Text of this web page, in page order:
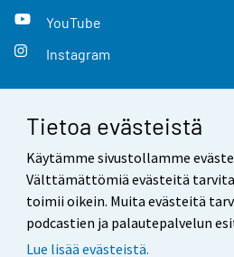
Tietoa evästeistä
Käytämme sivustollamme
Välttämättömiä evästeitä
toimii oikein. Muita evästeitä
podcastien ja palautepalvelun
Lue lisää evästeistä.
YouTube
Instagram
Yhteystiedot
Palaute
Käyttöehdot